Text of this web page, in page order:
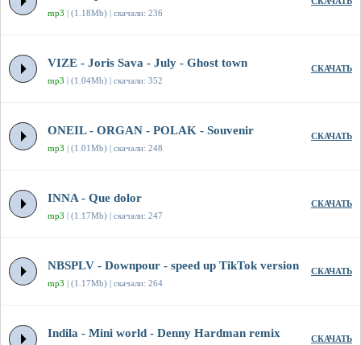
mp3 | (1.18Mb) | скачали: 236
VIZE - Joris Sava - July - Ghost town
mp3 | (1.04Mb) | скачали: 352
СКАЧАТЬ
ONEIL - ORGAN - POLAK - Souvenir
mp3 | (1.01Mb) | скачали: 248
СКАЧАТЬ
INNA - Que dolor
mp3 | (1.17Mb) | скачали: 247
СКАЧАТЬ
NBSPLV - Downpour - speed up TikTok version
mp3 | (1.17Mb) | скачали: 264
СКАЧАТЬ
Indila - Mini world - Denny Hardman remix СКАЧАТЬ